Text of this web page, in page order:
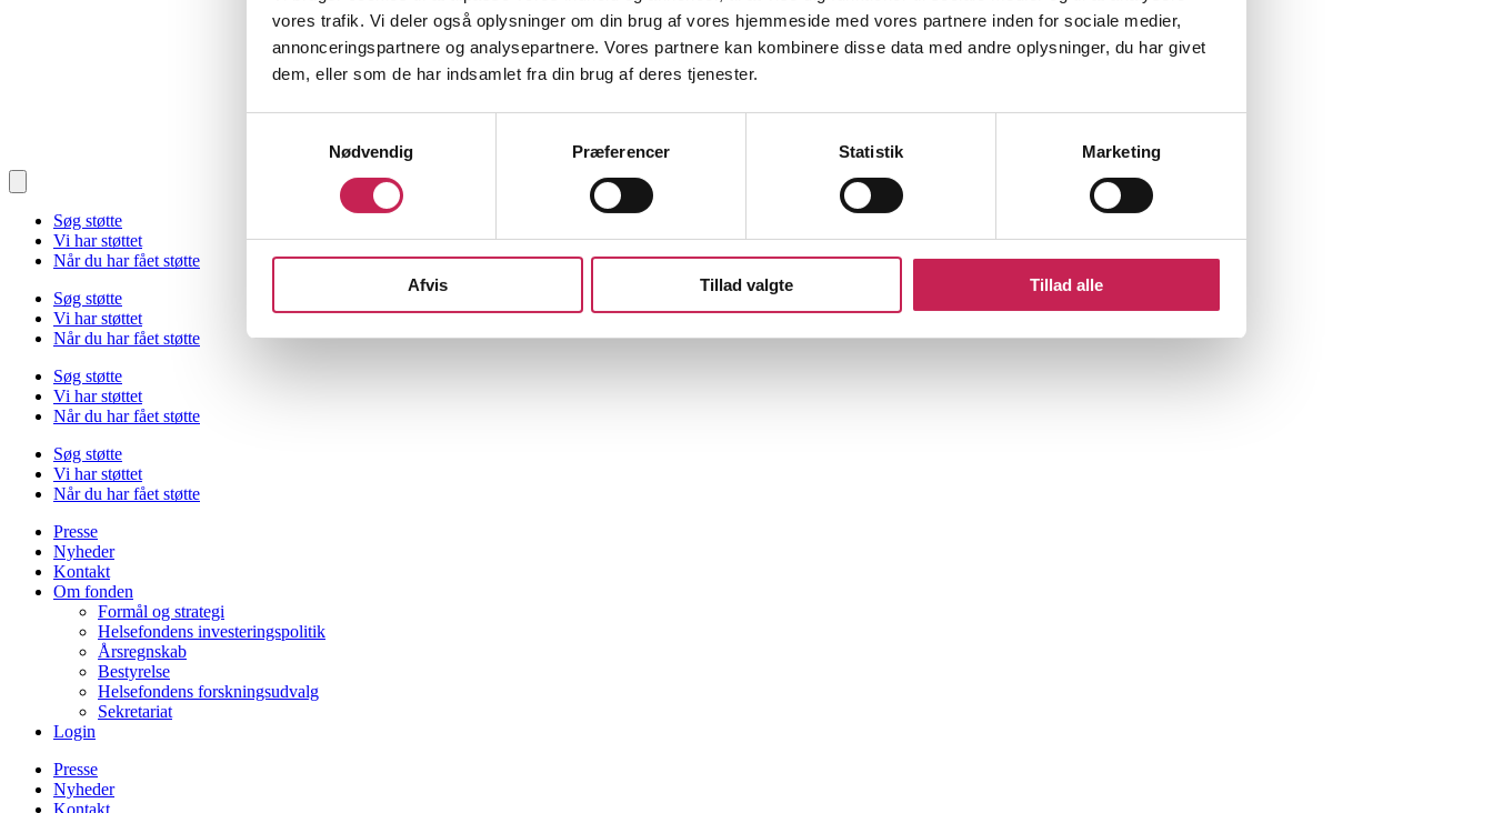
vores trafik. Vi deler også oplysninger om din brug af vores hjemmeside med vores partnere inden for sociale medier,
annonceringspartnere og analysepartnere. Vores partnere kan kombinere disse data med andre oplysninger, du har givet
dem, eller som de har indsamlet fra din brug af deres tjenester.
Nødvendig
Præferencer Statistik Marketing
Afvis Tillad valgte Tillad alle
Søg støtte
Vi har støttet
Når du har fået støtte
Søg støtte
Vi har støttet
Når du har fået støtte
Søg støtte
Vi har støttet
Når du har fået støtte
Søg støtte
Vi har støttet
Når du har fået støtte
Presse
Nyheder
Kontakt
Om fonden
Formål og strategi
Helsefondens investeringspolitik
Årsregnskab
Bestyrelse
Helsefondens forskningsudvalg
Sekretariat
Login
Presse
Nyheder
Kontakt